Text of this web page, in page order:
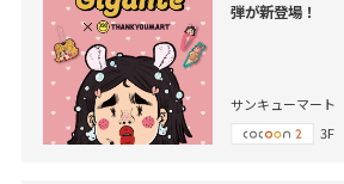
弾が新登場！
サンキューマート
3F